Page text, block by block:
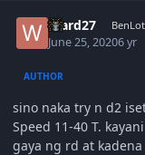
Ward27
June 25, 20206 yr
AUTHOR
sino naka try n d2
Speed 11-40 T.
gaya ng rd at kadena